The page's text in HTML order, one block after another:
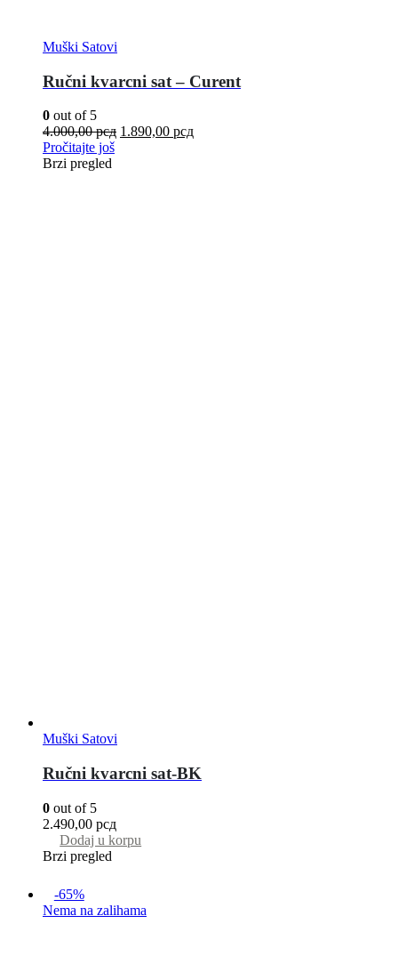
Muški Satovi
Ručni kvarcni sat – Curent
0 out of 5
4.000,00рсд 1.890,00 рсд
Pročitajte još
Brzi pregled
Muški Satovi
Ručni kvarcni sat-BK
0 out of 5
2.490,00 рсд
Dodaj u korpu
Brzi pregled
-65%
Nema na zalihama